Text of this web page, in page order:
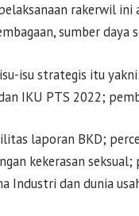
rakerwil ini
sumber daya
isu strategis itu
IKU PTS 2022;
laporan BKD;
kekerasan
Industri dan dunia